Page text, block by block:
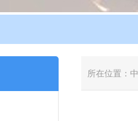
所在位置：